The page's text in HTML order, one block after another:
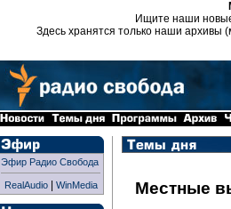
Ищите наши
Здесь хранятся только наши архивы
Эфир Радио Свобода
RealAudio| WinMedia Местные